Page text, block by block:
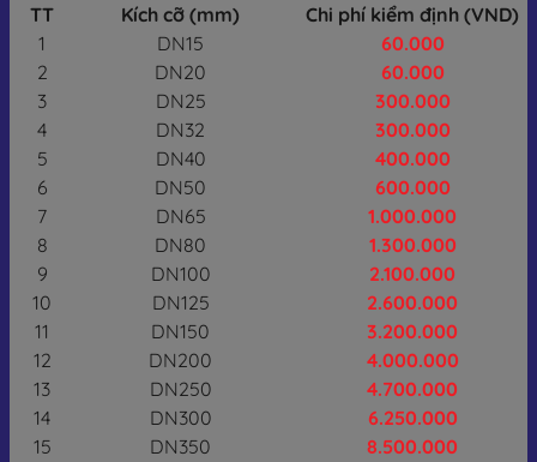
TT Kích cỡ (mm)
Chi phí kiểm định (VND)
1
DN15
60.000
2
DN20
60.000
3
DN25
300.000
4
DN32
300.000
5
DN40
400.000
6
DN50
600.000
7
DN65
1.000.000
8
DN80
1.300.000
9
DN100
2.100.000
10
DN125
2.600.000
11
DN150
3.200.000
12
DN200
4.000.000
13
DN250
4.700.000
14
DN300
6.250.000
15
DN350
8.500.000